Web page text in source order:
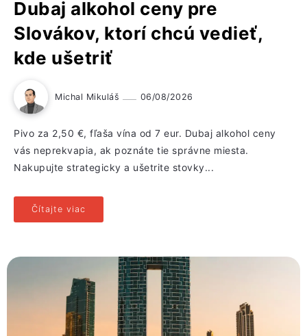
Dubaj alkohol ceny pre
Slovákov, ktorí chcú vedieť,
kde ušetriť
Michal Mikuláš 06/08/2026
Pivo za 2,50 €, fľaša vína od 7 eur. Dubaj alkohol ceny
vás neprekvapia, ak poznáte tie správne miesta.
Nakupujte strategicky a ušetrite stovky...
Čítajte viac